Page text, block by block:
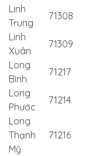
Linh
Trung
71308
Linh
Xuân
71309
Long
Bình
71217
Long
Phước
71214
Long
Thạnh
Mỹ
71216